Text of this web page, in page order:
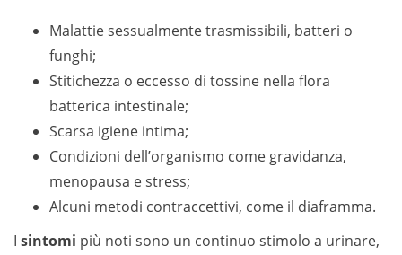
Malattie sessualmente trasmissibili, batteri o
funghi;
Stitichezza o eccesso di tossine nella flora
batterica intestinale;
Scarsa igiene intima;
Condizioni dell’organismo come gravidanza,
menopausa e stress;
Alcuni metodi contraccettivi, come il diaframma.
I sintomi più noti sono un continuo stimolo a urinare,